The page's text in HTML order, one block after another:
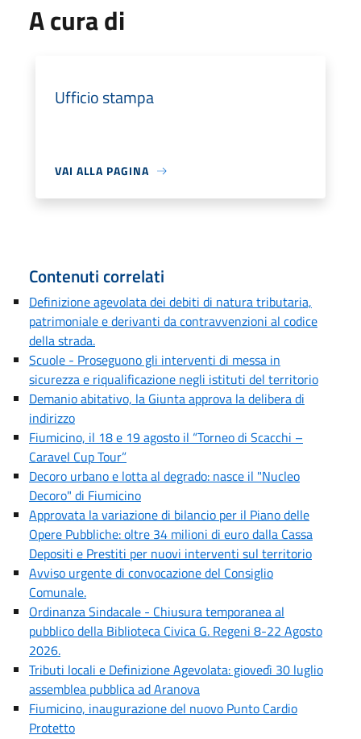
A cura di
Ufficio stampa
VAI ALLA PAGINA
Contenuti correlati
Definizione agevolata dei debiti di natura tributaria,
patrimoniale e derivanti da contravvenzioni al codice
della strada.
Scuole - Proseguono gli interventi di messa in
sicurezza e riqualificazione negli istituti del territorio
Demanio abitativo, la Giunta approva la delibera di
indirizzo
Fiumicino, il 18 e 19 agosto il “Torneo di Scacchi –
Caravel Cup Tour”
Decoro urbano e lotta al degrado: nasce il "Nucleo
Decoro" di Fiumicino
Approvata la variazione di bilancio per il Piano delle
Opere Pubbliche: oltre 34 milioni di euro dalla Cassa
Depositi e Prestiti per nuovi interventi sul territorio
Avviso urgente di convocazione del Consiglio
Comunale.
Ordinanza Sindacale - Chiusura temporanea al
pubblico della Biblioteca Civica G. Regeni 8-22 Agosto
2026.
Tributi locali e Definizione Agevolata: giovedì 30 luglio
assemblea pubblica ad Aranova
Fiumicino, inaugurazione del nuovo Punto Cardio
Protetto